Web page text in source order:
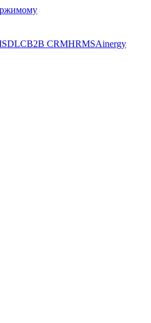
SDLCB2B CRMHRMSAinergy